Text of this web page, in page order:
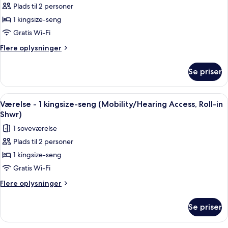
Værelse
-
1
kingsize-
Accessible,
Roll-
in
Shower)
Plads til 2 personer
1 kingsize-seng
Gratis Wi-Fi
Flere oplysninger
Flere
-
kingsize-
seng
(Mobility
Accessible,
Roll-
Shower)
Se priser
Indlæs
alle
billeder
af
Værelse
-
1
kingsize-
Access,
Et hotelværelse med en stor seng,
7
Værelse - 1 kingsize-seng (Mobility/Hearing Access, Roll-in
Shwr)
1 soveværelse
Plads til 2 personer
1 kingsize-seng
Gratis Wi-Fi
Flere oplysninger
Flere
-
Se priser